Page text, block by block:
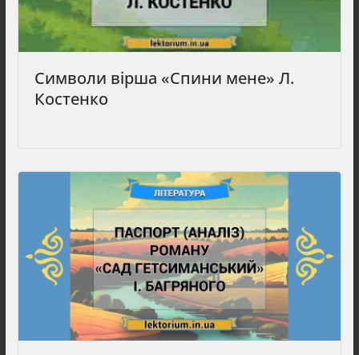
Символи вірша «Спини мене» Л.
Костенко